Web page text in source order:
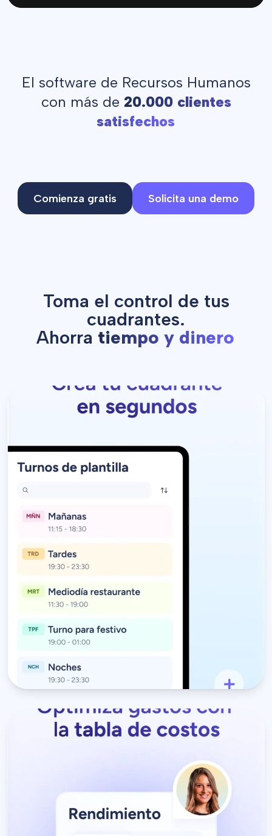
El software de Recursos Humanos
con más de 20.000 clientes
satisfechos
Comienza gratis Solicita una demo
Toma el control de tus
cuadrantes.
Ahorra tiempo y dinero
Planifica rápido y ahorra
asignando turnos
con solo unos clics.
Compara el
costo
estimado
con el
costo